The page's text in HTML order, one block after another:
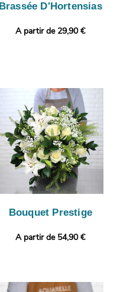
Brassée D'Hortensias
A partir de 29,90 €
Bouquet Prestige
A partir de 54,90 €